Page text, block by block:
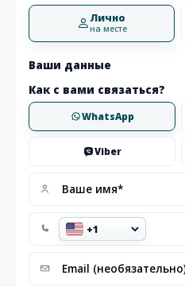
Лично
на месте
Ваши данные
Как с вами связаться?
WhatsApp
Viber